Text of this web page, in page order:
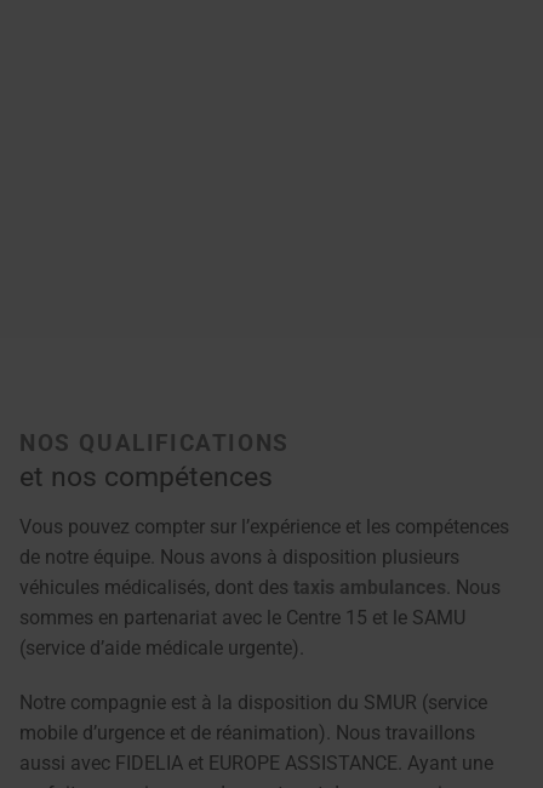
NOS QUALIFICATIONS
et nos compétences
Vous pouvez compter sur l’expérience et les compétences
de notre équipe. Nous avons à disposition plusieurs
véhicules médicalisés, dont des taxis ambulances . Nous
sommes en partenariat avec le Centre 15 et le SAMU
(service d’aide médicale urgente).
Notre compagnie est à la disposition du SMUR (service
mobile d’urgence et de réanimation). Nous travaillons
aussi avec FIDELIA et EUROPE ASSISTANCE. Ayant une